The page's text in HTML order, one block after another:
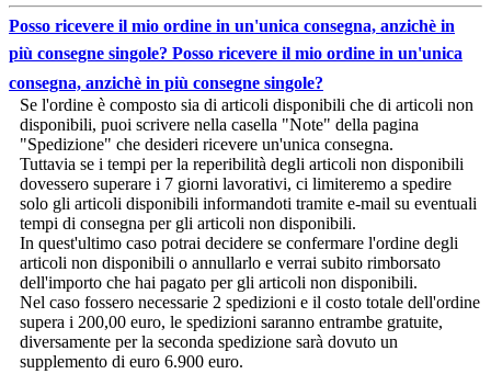
Posso ricevere il mio ordine in un'unica consegna, anzichè in
più consegne singole? Posso ricevere il mio ordine in un'unica
consegna, anzichè in più consegne singole?
Se l'ordine è composto sia di articoli disponibili che di articoli non
disponibili, puoi scrivere nella casella "Note" della pagina
"Spedizione" che desideri ricevere un'unica consegna.
Tuttavia se i tempi per la reperibilità degli articoli non disponibili
dovessero superare i 7 giorni lavorativi, ci limiteremo a spedire
solo gli articoli disponibili informandoti tramite e-mail su eventuali
tempi di consegna per gli articoli non disponibili.
In quest'ultimo caso potrai decidere se confermare l'ordine degli
articoli non disponibili o annullarlo e verrai subito rimborsato
dell'importo che hai pagato per gli articoli non disponibili.
Nel caso fossero necessarie 2 spedizioni e il costo totale dell'ordine
supera i 200,00 euro, le spedizioni saranno entrambe gratuite,
diversamente per la seconda spedizione sarà dovuto un
supplemento di euro 6.900 euro.